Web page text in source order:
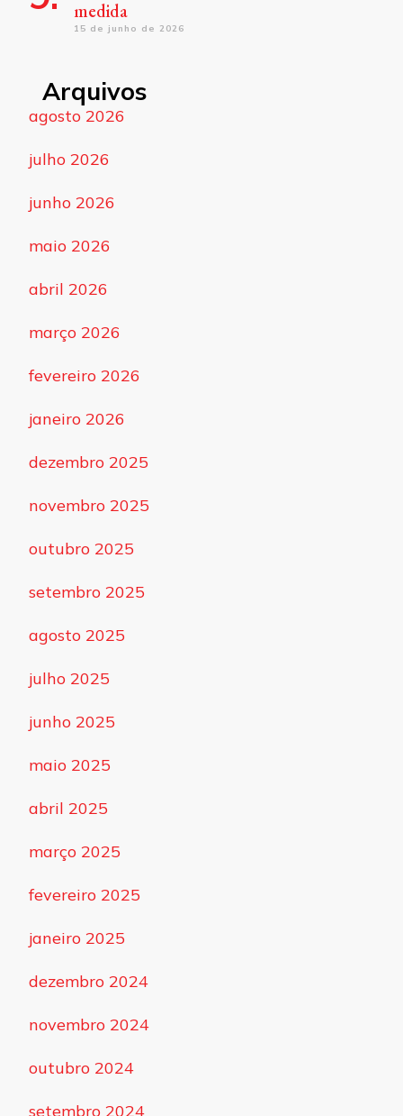
medida
15 de junho de 2026
Arquivos
agosto 2026
julho 2026
junho 2026
maio 2026
abril 2026
março 2026
fevereiro 2026
janeiro 2026
dezembro 2025
novembro 2025
outubro 2025
setembro 2025
agosto 2025
julho 2025
junho 2025
maio 2025
abril 2025
março 2025
fevereiro 2025
janeiro 2025
dezembro 2024
novembro 2024
outubro 2024
setembro 2024